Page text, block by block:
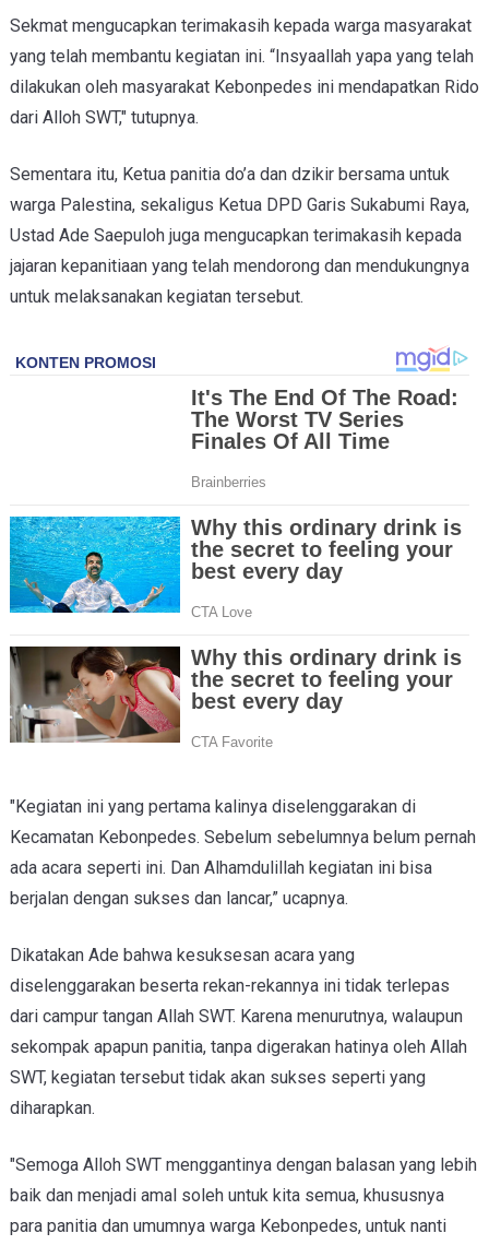
Sekmat mengucapkan terimakasih kepada warga masyarakat
yang telah membantu kegiatan ini. “Insyaallah yapa yang telah
dilakukan oleh masyarakat Kebonpedes ini mendapatkan Rido
dari Alloh SWT," tutupnya.
Sementara itu, Ketua panitia do’a dan dzikir bersama untuk
warga Palestina, sekaligus Ketua DPD Garis Sukabumi Raya,
Ustad Ade Saepuloh juga mengucapkan terimakasih kepada
jajaran kepanitiaan yang telah mendorong dan mendukungnya
untuk melaksanakan kegiatan tersebut.
"Kegiatan ini yang pertama kalinya diselenggarakan di
Kecamatan Kebonpedes. Sebelum sebelumnya belum pernah
ada acara seperti ini. Dan Alhamdulillah kegiatan ini bisa
berjalan dengan sukses dan lancar,” ucapnya.
Dikatakan Ade bahwa kesuksesan acara yang
diselenggarakan beserta rekan-rekannya ini tidak terlepas
dari campur tangan Allah SWT. Karena menurutnya, walaupun
sekompak apapun panitia, tanpa digerakan hatinya oleh Allah
SWT, kegiatan tersebut tidak akan sukses seperti yang
diharapkan.
"Semoga Alloh SWT menggantinya dengan balasan yang lebih
baik dan menjadi amal soleh untuk kita semua, khususnya
para panitia dan umumnya warga Kebonpedes, untuk nanti